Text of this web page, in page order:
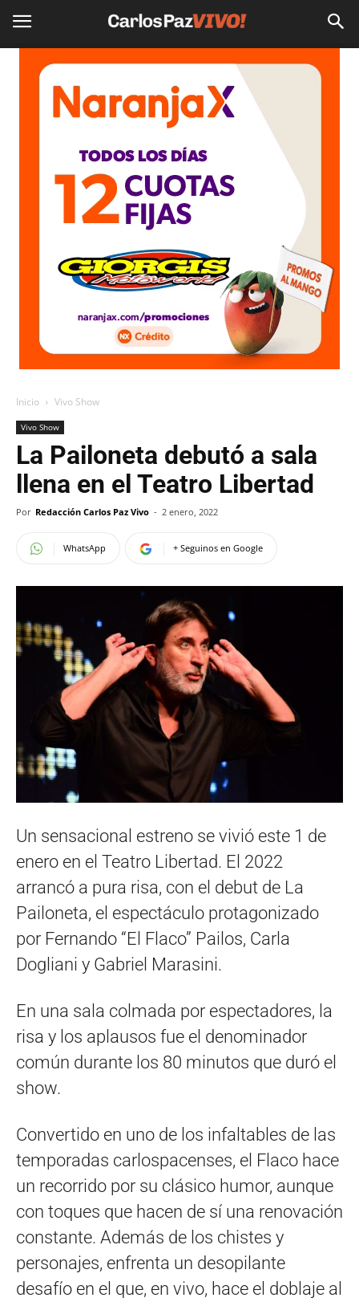
Inicio Vivo Show
Vivo Show
La Pailoneta debutó a sala
llena en el Teatro Libertad
Por Redacción Carlos Paz Vivo - 2 enero, 2022
WhatsApp + Seguinos en Google
Un sensacional estreno se vivió este 1 de
enero en el Teatro Libertad. El 2022
arrancó a pura risa, con el debut de La
Pailoneta, el espectáculo protagonizado
por Fernando “El Flaco” Pailos, Carla
Dogliani y Gabriel Marasini.
En una sala colmada por espectadores, la
risa y los aplausos fue el denominador
común durante los 80 minutos que duró el
show.
Convertido en uno de los infaltables de las
temporadas carlospacenses, el Flaco hace
un recorrido por su clásico humor, aunque
con toques que hacen de sí una renovación
constante. Además de los chistes y
personajes, enfrenta un desopilante
desafío en el que, en vivo, hace el doblaje al